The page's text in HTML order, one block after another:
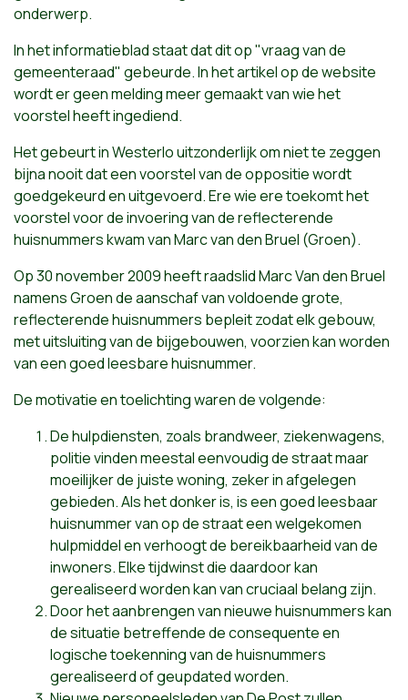
onderwerp.
In het informatieblad staat dat dit op "vraag van de
gemeenteraad" gebeurde. In het artikel op de website
wordt er geen melding meer gemaakt van wie het
voorstel heeft ingediend.
Het gebeurt in Westerlo uitzonderlijk om niet te zeggen
bijna nooit dat een voorstel van de oppositie wordt
goedgekeurd en uitgevoerd. Ere wie ere toekomt het
voorstel voor de invoering van de reflecterende
huisnummers kwam van Marc van den Bruel (Groen).
Op 30 november 2009 heeft raadslid Marc Van den Bruel
namens Groen de aanschaf van voldoende grote,
reflecterende huisnummers bepleit zodat elk gebouw,
met uitsluiting van de bijgebouwen, voorzien kan worden
van een goed leesbare huisnummer.
De motivatie en toelichting waren de volgende:
De hulpdiensten, zoals brandweer, ziekenwagens,
politie vinden meestal eenvoudig de straat maar
moeilijker de juiste woning, zeker in afgelegen
gebieden. Als het donker is, is een goed leesbaar
huisnummer van op de straat een welgekomen
hulpmiddel en verhoogt de bereikbaarheid van de
inwoners. Elke tijdwinst die daardoor kan
gerealiseerd worden kan van cruciaal belang zijn.
Door het aanbrengen van nieuwe huisnummers kan
de situatie betreffende de consequente en
logische toekenning van de huisnummers
gerealiseerd of geupdated worden.